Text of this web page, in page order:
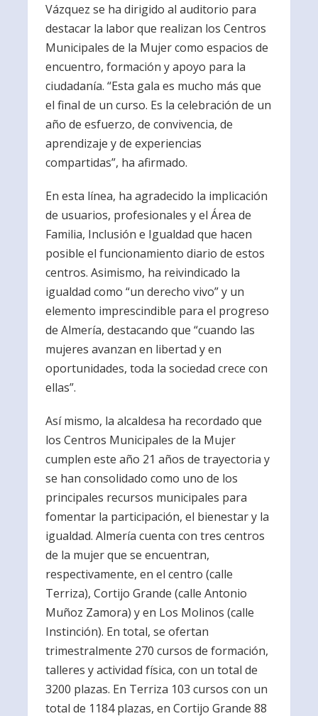
Vázquez se ha dirigido al auditorio para
destacar la labor que realizan los Centros
Municipales de la Mujer como espacios de
encuentro, formación y apoyo para la
ciudadanía. “Esta gala es mucho más que
el final de un curso. Es la celebración de un
año de esfuerzo, de convivencia, de
aprendizaje y de experiencias
compartidas”, ha afirmado.
En esta línea, ha agradecido la implicación
de usuarios, profesionales y el Área de
Familia, Inclusión e Igualdad que hacen
posible el funcionamiento diario de estos
centros. Asimismo, ha reivindicado la
igualdad como “un derecho vivo” y un
elemento imprescindible para el progreso
de Almería, destacando que “cuando las
mujeres avanzan en libertad y en
oportunidades, toda la sociedad crece con
ellas”.
Así mismo, la alcaldesa ha recordado que
los Centros Municipales de la Mujer
cumplen este año 21 años de trayectoria y
se han consolidado como uno de los
principales recursos municipales para
fomentar la participación, el bienestar y la
igualdad. Almería cuenta con tres centros
de la mujer que se encuentran,
respectivamente, en el centro (calle
Terriza), Cortijo Grande (calle Antonio
Muñoz Zamora) y en Los Molinos (calle
Instinción). En total, se ofertan
trimestralmente 270 cursos de formación,
talleres y actividad física, con un total de
3200 plazas. En Terriza 103 cursos con un
total de 1184 plazas, en Cortijo Grande 88